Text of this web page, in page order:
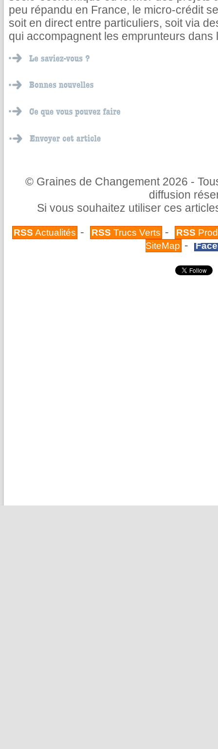
peu répandu en France, le micro-crédit
soit en direct entre particuliers, soit via
qui accompagnent les emprunteurs dans
© Graines de Changement 2026 -
diffusion
Si vous souhaitez utiliser ces
RSS Actualités - RSS Trucs Verts - RSS
SiteMap -